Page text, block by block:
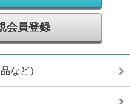
会員登録
など）